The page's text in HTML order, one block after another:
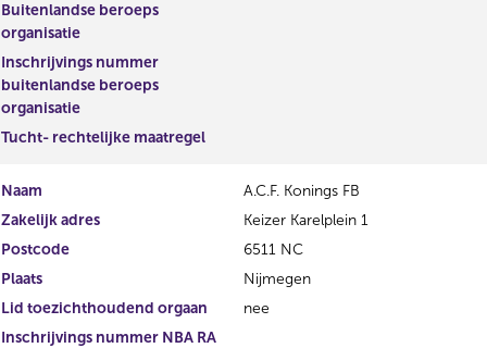
t
a
a
t
Buitenlandse beroeps
organisatie
Inschrijvings nummer
buitenlandse beroeps
organisatie
Tucht- rechtelijke maatregel
Naam
A.C.F. Konings FB
Zakelijk adres
Keizer Karelplein 1
Postcode
6511 NC
Plaats
Nijmegen
Lid toezichthoudend orgaan
nee
Inschrijvings nummer NBA RA